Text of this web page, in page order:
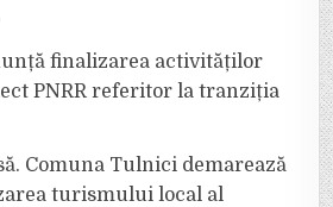
finalizarea activităților
PNRR referitor la tranziția
Comuna Tulnici demarează
turismului local al